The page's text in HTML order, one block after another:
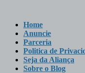
Home
Anuncie
Parceria
Politica de
Seja da Aliança
Sobre o Blog